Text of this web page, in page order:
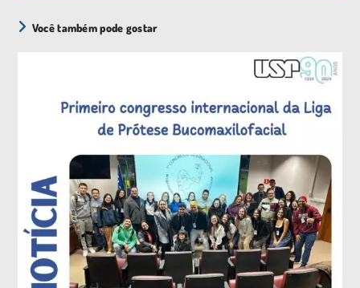
Você também pode gostar